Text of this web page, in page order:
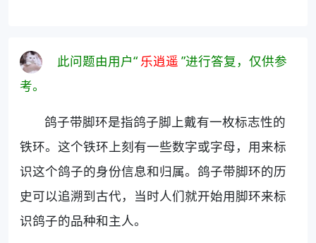
此问题由用户“ 乐逍遥 ”进行答复，仅供参
考。
鸽子带脚环是指鸽子脚上戴有一枚标志性的
铁环。这个铁环上刻有一些数字或字母，用来标
识这个鸽子的身份信息和归属。鸽子带脚环的历
史可以追溯到古代，当时人们就开始用脚环来标
识鸽子的品种和主人。